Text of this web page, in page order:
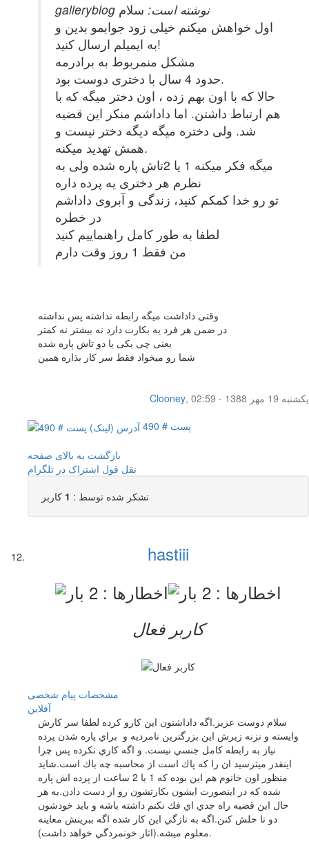
galleryblog نوشته است: سلام
اول خواهش میکنم خیلی زود جوابمو بدین و
به ایمیلم ارسال کنید!
مشکل منمربوط به برادرمه
حدود 4 سال با دختری دوست بود.
حالا که با اون بهم زده ، اون دختر میگه که با
هم ارتباط داشتن. اما داداشم منکر این قضیه
شد. ولی دختره میگه دیگه دختر نیست و
همش تهدید میکنه.
میگه فکر میکنه 1 یا 2تاش پاره شده ولی به
نظرم هر دختری یه پرده داره
تو رو خدا کمکم کنید، زندگی و آبروی داداشم
در خطره
لطفا به طور کامل راهنماییم کنید
من فقط 1 روز وقت دارم
وقتی داداشت میگه رابطه نداشته پس نداشته
در ضمن هر فرد یه بکارت دارد نه بیشتر نه کمتر
یعنی چی یکی یا دو تاش پاره شده
شما رو میخواد فقط سر کار بذاره همین
Clooney,
یکشنبه 19 مهر 1388 - 02:59
پست # 490
بازگشت به بالای صفحه
نقل قول اشتراک در تلگرام
تشکر شده توسط : 1 کاربر
hastiii
کاربر فعال
مشخصات پیام شخصی
آفلاين
سلام دوست عزيز.اگه داداشتون اين كارو كرده لطفا سر كارش
وايسته و نزنه زيرش اين بزرگترين نامرديه و براي پاره شدن پرده
نياز به رابطه كامل جنسي نيست. و اگه كاري نكرده پس چرا
اينقدر ميترسيد ان را كه پاك است از محاسبه چه باك است.شايد
منظور اون خانوم هم اين بوده كه 1 يا 2 ساعت از پرده اش پاره
شده كه در اينصورت ايشون بكارتشون رو از دست دادن.به هر
حال اين قضيه راه جدي اي فك نكنم داشته باشه و بايد خودشون
دو تا حلش كنن.اگه به تازگي اين كار شده اگه ببرينش معاينه
معلوم ميشه.(اثار خونمردگي خواهد داشت).